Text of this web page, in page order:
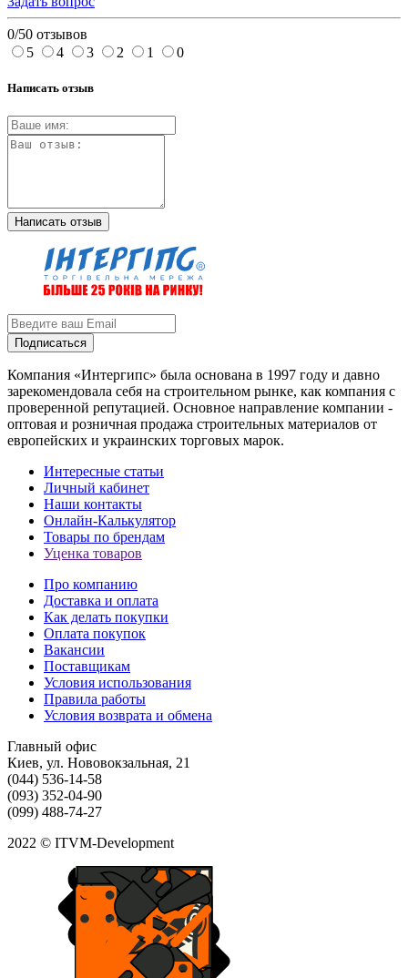
0/50 отзывов
5
4 3 2 1 0
Написать отзыв
Написать отзыв
Подписаться
Компания «Интергипс» была основана в 1997 году и давно
зарекомендовала себя на строительном рынке, как компания с
проверенной репутацией. Основное направление компании -
оптовая и розничная продажа строительных материалов от
европейских и украинских торговых марок.
Интересные статьи
Личный кабинет
Наши контакты
Онлайн-Калькулятор
Товары по брендам
Уценка товаров
Про компанию
Доставка и оплата
Как делать покупки
Оплата покупок
Вакансии
Поставщикам
Условия использования
Правила работы
Условия возврата и обмена
Главный офис
Киев, ул. Нововокзальная, 21
(044) 536-14-58
(093) 352-04-90
(099) 488-74-27
2022 © ITVM-Development